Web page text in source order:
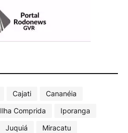
Cajati
Cananéia
Ilha Comprida
Iporanga
Juquiá
Miracatu